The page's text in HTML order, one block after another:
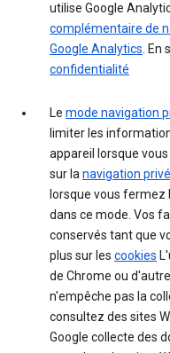
utilise Google
complémentaire de
Google Analytics. En
confidentialité
Le mode navigation
limiter les
appareil lorsque
sur lanavigation
lorsque vous
dans ce mode. Vos
conservés tant que
plus sur les cookies
de Chrome ou
n'empêche pas la
consultez des sites
Google collecte des